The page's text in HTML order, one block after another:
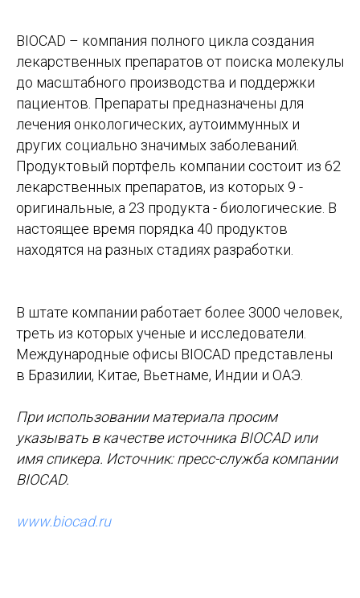
BIOCAD – компания полного цикла создания
лекарственных препаратов от поиска молекулы
до масштабного производства и поддержки
пациентов. Препараты предназначены для
лечения онкологических, аутоиммунных и
других социально значимых заболеваний.
Продуктовый портфель компании состоит из 62
лекарственных препаратов, из которых 9 -
оригинальные, а 23 продукта - биологические. В
настоящее время порядка 40 продуктов
находятся на разных стадиях разработки.
В штате компании работает более 3000 человек,
треть из которых ученые и исследователи.
Международные офисы BIOCAD представлены
в Бразилии, Китае, Вьетнаме, Индии и ОАЭ.
При использовании материала просим
указывать в качестве источника BIOCAD или
имя спикера. Источник: пресс-служба компании
BIOCAD.
www.biocad.ru